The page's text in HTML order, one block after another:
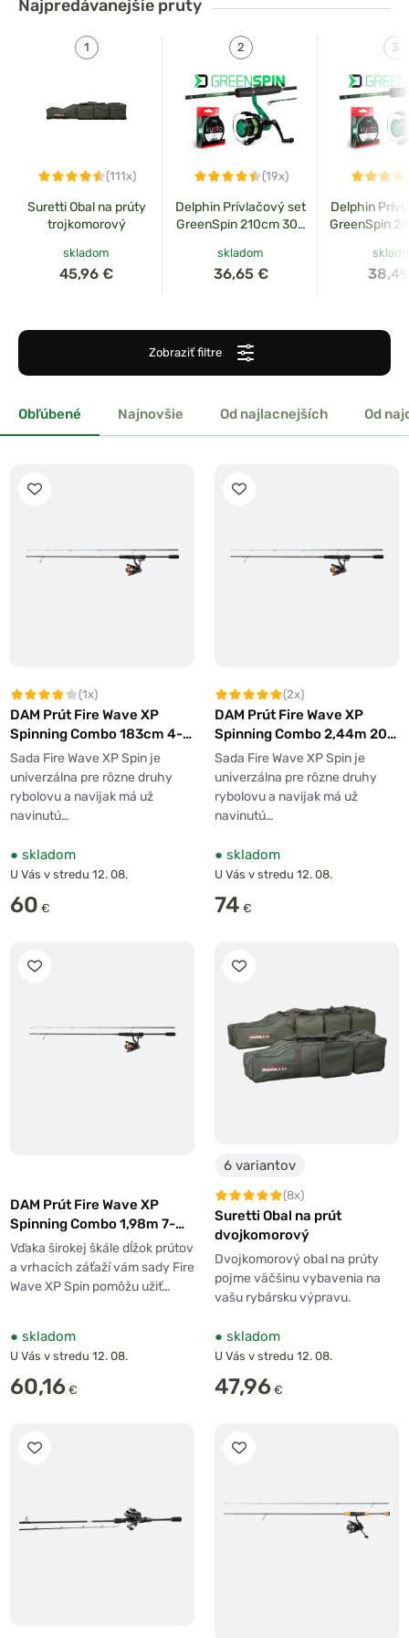
Najpredávanejšie pruty
(111x)
Suretti Obal na prúty
trojkomorový
skladom
45,96 €
(19x)
Delphin Prívlačový set
GreenSpin 210cm 30g
skladom
36,65 €
Delphin
GreenSpin
Zobraziť filtre
Obľúbené Najnovšie Od najlacnejších Od
(1x)
DAM Prút Fire Wave XP
Spinning Combo 183cm 4-
12g + Navijak 1000 + Šnúra
0,12mm
Sada Fire Wave XP Spin je
univerzálna pre rôzne druhy
rybolovu a navijak má už
navinutú…
● skladom
U Vás v stredu 12. 08.
60 €
(2x)
DAM Prút Fire Wave XP
Spinning Combo 2,44m 20-
60g + Navijak 4000 + Šnúra
Sada Fire Wave XP Spin je
univerzálna pre rôzne druhy
rybolovu a navijak má už
navinutú…
● skladom
U Vás v stredu 12. 08.
74 €
DAM Prút Fire Wave XP
Spinning Combo 1,98m 7-
22g + Navijak 1000 + Šnúra
0,12mm
Vďaka širokej škále dĺžok prútov
a vrhacích záťaží vám sady Fire
Wave XP Spin pomôžu užiť…
● skladom
U Vás v stredu 12. 08.
60,16 €
6 variantov
(8x)
Suretti Obal na prút
dvojkomorový
Dvojkomorový obal na prúty
pojme väčšinu vybavenia na
vašu rybársku výpravu.
● skladom
U Vás v stredu 12. 08.
47,96 €